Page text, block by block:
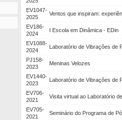
EV1047-
2025
Ventos que inspiram:
EV186-
2024
I Escola em Dinâmica - EDin
EV1088-
2024
Laboratório de Vibrações de
PJ158-
2023
Meninas Velozes
EV1440-
2023
Laboratório de Vibrações de
EV706-
2021
Visita virtual ao Laboratório
EV705-
2021
Seminário do Programa de